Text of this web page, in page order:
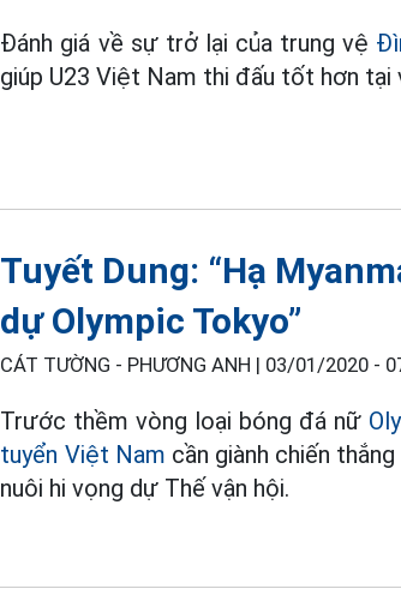
Đánh giá về sự trở lại của trung vệ
giúp U23 Việt Nam thi đấu tốt hơn tại
Tuyết Dung: “Hạ
dự Olympic Tokyo”
CÁT TƯỜNG - PHƯƠNG ANH | 03/01/2020 -
Trước thềm vòng loại bóng đá nữ
tuyển Việt Nam cần giành chiến
nuôi hi vọng dự Thế vận hội.